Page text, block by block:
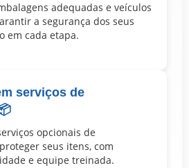
adequadas e veículos
a segurança dos seus
em cada etapa.
serviços de
opcionais de
seus itens, com
e equipe treinada.